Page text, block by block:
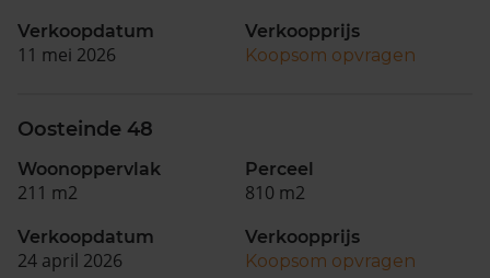
Verkoopdatum
11 mei 2026
Verkoopprijs
Koopsom opvragen
Oosteinde 48
Woonoppervlak
211 m2
Perceel
810 m2
Verkoopdatum
24 april 2026
Verkoopprijs
Koopsom opvragen